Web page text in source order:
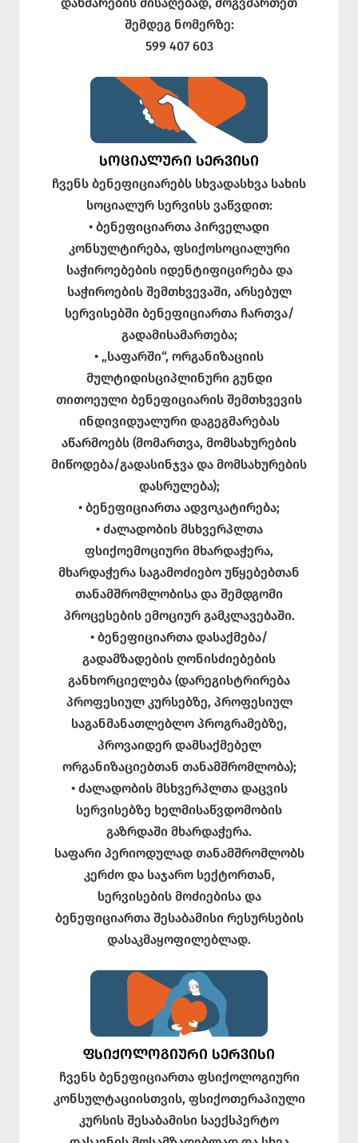
დახმარების მისაღებად, მოგვმართეთ
შემდეგ ნომერზე:
599 407 603
ᲡᲝᲪᲘᲐᲚᲣᲠᲘ ᲡᲔᲠᲕᲘᲡᲘ
ჩვენს ბენეფიციარებს სხვადასხვა სახის
სოციალურ სერვისს ვაწვდით:
• ბენეფიციართა პირველადი
კონსულტირება, ფსიქოსოციალური
საჭიროებების იდენტიფიცირება და
საჭიროების შემთხვევაში, არსებულ
სერვისებში ბენეფიციართა ჩართვა/
გადამისამართება;
• „საფარში“, ორგანიზაციის
მულტიდისციპლინური გუნდი
თითოეული ბენეფიციარის შემთხვევის
ინდივიდუალური დაგეგმარებას
აწარმოებს (მომართვა, მომსახურების
მიწოდება/გადასინჯვა და მომსახურების
დასრულება);
• ბენეფიციართა ადვოკატირება;
• ძალადობის მსხვერპლთა
ფსიქოემოციური მხარდაჭერა,
მხარდაჭერა საგამოძიებო უწყებებთან
თანამშრომლობისა და შემდგომი
პროცესების ემოციურ გამკლავებაში.
• ბენეფიციართა დასაქმება/
გადამზადების ღონისძიებების
განხორციელება (დარეგისტრირება
პროფესიულ კურსებზე, პროფესიულ
საგანმანათლებლო პროგრამებზე,
პროვაიდერ დამსაქმებელ
ორგანიზაციებთან თანამშრომლობა);
• ძალადობის მსხვერპლთა დაცვის
სერვისებზე ხელმისაწვდომობის
გაზრდაში მხარდაჭერა.
საფარი პერიოდულად თანამშრომლობს
კერძო და საჯარო სექტორთან,
სერვისების მოძიებისა და
ბენეფიციართა შესაბამისი რესურსების
დასაკმაყოფილებლად.
ᲤᲡᲘᲥᲝᲚᲝᲒᲘᲣᲠᲘ ᲡᲔᲠᲕᲘᲡᲘ
ჩვენს ბენეფიციართა ფსიქოლოგიური
კონსულტაციისთვის, ფსიქოთერაპიული
კურსის შესაბამისი საექსპერტო